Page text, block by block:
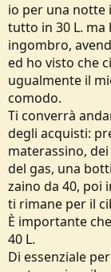
io per una notte
tutto in 30 L.
ingombro,
ed ho visto che
ugualmente il
comodo.
Ti converrà
degli acquisti:
materassino,
del gas, una
zaino da 40, poi
ti rimane per il
È importante
40 L.
Di essenziale